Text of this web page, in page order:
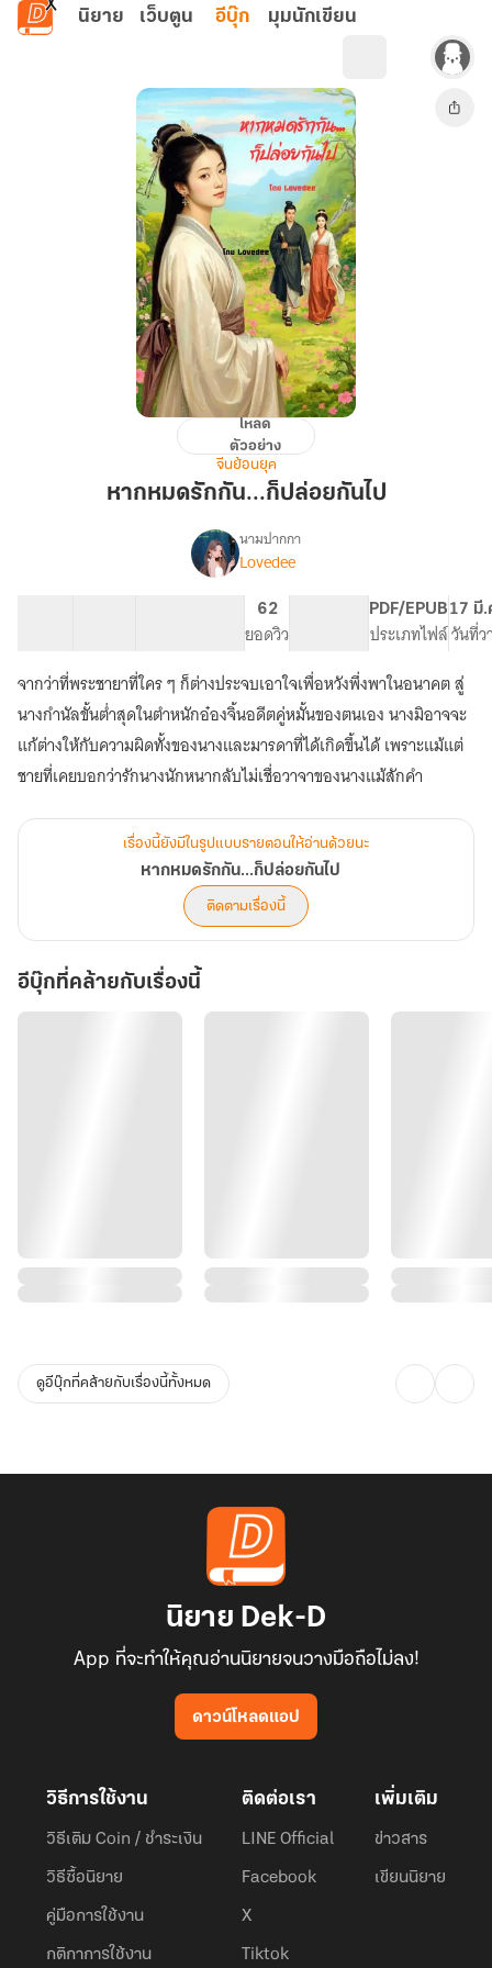
ข้ามไปยังเนื้อหาหลัก
นิยาย เว็บตูน อีบุ๊ก มุมนักเขียน
รัก
โหลด
ตัวอย่าง
จีนย้อนยุค
หากหมดรักกัน...ก็ปล่อยกันไป
เรื่อง
หมด
รัก
กัน...ก็
ปล่อย
กัน
ไป
นามปากกา
Lovedee
62
ยอดวิว
PDF/EPUB
ประเภทไฟล์
17 มี
วันที่ว
จากว่าที่พระชายาที่ใคร ๆ ก็ต่างประจบเอาใจเพื่อหวังพึ่งพาในอนาคต สู่
นางกำนัลขั้นต่ำสุดในตำหนักอ๋องจิ้นอดีตคู่หมั้นของตนเอง นางมิอาจจะ
แก้ต่างให้กับความผิดทั้งของนางและมารดาที่ได้เกิดขึ้นได้ เพราะแม้แต่
ชายที่เคยบอกว่ารักนางนักหนากลับไม่เชื่อวาจาของนางแม้สักคำ
เรื่องนี้ยังมีในรูปแบบรายตอนให้อ่านด้วยนะ
หากหมดรักกัน...ก็ปล่อยกันไป
ติดตามเรื่องนี้
อีบุ๊กที่คล้ายกับเรื่องนี้
ดูอีบุ๊กที่คล้ายกับเรื่องนี้ทั้งหมด
นิยาย Dek-D
App ที่จะทำให้คุณอ่านนิยายจนวางมือถือไม่ลง!
ดาวน์โหลดแอป
วิธีการใช้งาน
วิธีเติม Coin / ชำระเงิน
วิธีซื้อนิยาย
คู่มือการใช้งาน
กติกาการใช้งาน
ติดต่อเรา
LINE Official
Facebook
X
Tiktok
เพิ่มเติม
ข่าวสาร
เขียนนิยาย